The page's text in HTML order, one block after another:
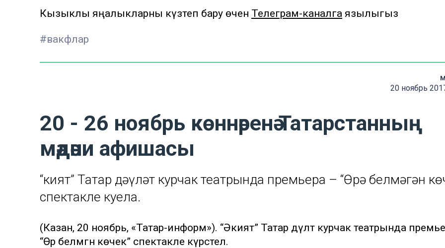
Кызыклы яңалыкларны күзәтеп бару өчен Телеграм-каналга язылыгыз
#вакфлар
20 ноябрь
20 - 26 ноябрь көннәренә Татарстанның
мәдәни афишасы
“Әкият” Татар дәүләт курчак театрында премьера – “Өрә белмәгән
спектакле куела.
(Казан, 20 ноябрь, «Татар-информ»). “Әкият” Татар дәүләт курчак театрында
“Өрә белмәгән көчек” спектакле күрсәтелә.